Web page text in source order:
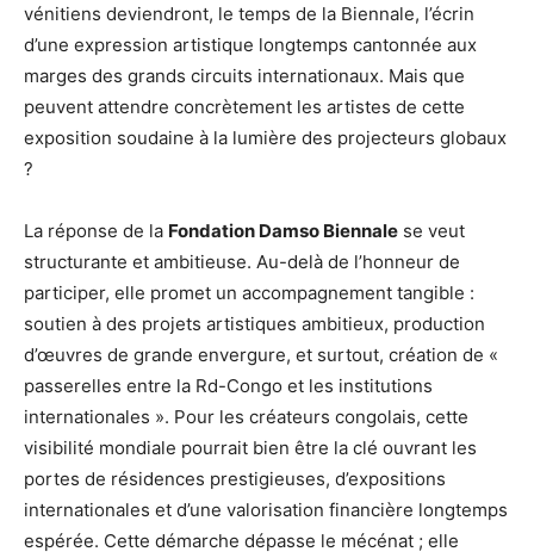
vénitiens deviendront, le temps de la Biennale, l’écrin
d’une expression artistique longtemps cantonnée aux
marges des grands circuits internationaux. Mais que
peuvent attendre concrètement les artistes de cette
exposition soudaine à la lumière des projecteurs globaux
?
La réponse de la Fondation Damso Biennale se veut
structurante et ambitieuse. Au-delà de l’honneur de
participer, elle promet un accompagnement tangible :
soutien à des projets artistiques ambitieux, production
d’œuvres de grande envergure, et surtout, création de «
passerelles entre la Rd-Congo et les institutions
internationales ». Pour les créateurs congolais, cette
visibilité mondiale pourrait bien être la clé ouvrant les
portes de résidences prestigieuses, d’expositions
internationales et d’une valorisation financière longtemps
espérée. Cette démarche dépasse le mécénat ; elle